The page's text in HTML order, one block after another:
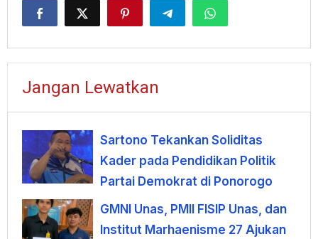
Jangan Lewatkan
Sartono Tekankan Soliditas
Kader pada Pendidikan Politik
Partai Demokrat di Ponorogo
GMNI Unas, PMII FISIP Unas, dan
Institut Marhaenisme 27 Ajukan